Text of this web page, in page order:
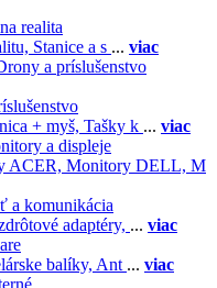
realita
Stanice a s ... viac
a príslušenstvo
+ myš, Tašky k ... viac
a displeje
ACER, Monitory DELL, M
a komunikácia
adaptéry, ... viac
balíky, Ant ... viac